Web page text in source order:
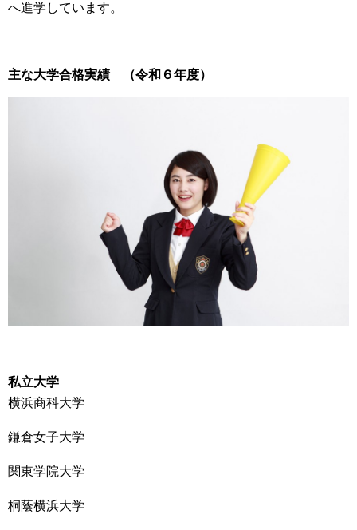
へ進学しています。
主な大学合格実績 （令和６年度）
私立大学
横浜商科大学
鎌倉女子大学
関東学院大学
桐蔭横浜大学